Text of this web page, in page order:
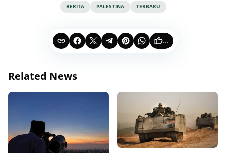
BERITA PALESTINA TERBARU
...
Related News